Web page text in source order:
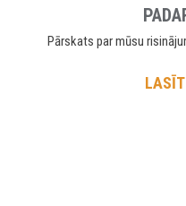
Pārskats par mūsu